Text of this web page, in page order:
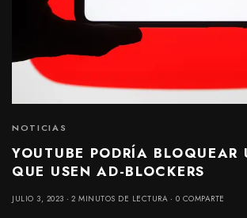
NOTICIAS
YOUTUBE PODRÍA BLOQUEAR
QUE USEN AD-BLOCKERS
JULIO 3, 2023 2 MINUTOS DE LECTURA 0 COMPARTE